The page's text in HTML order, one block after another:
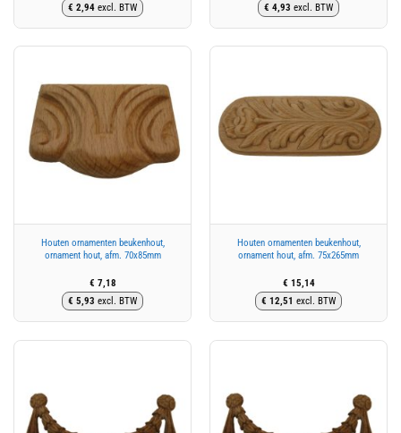
€ 2,94 excl. BTW
€ 4,93 excl. BTW
Houten ornamenten beukenhout,
ornament hout, afm. 70x85mm
€ 7,18
€ 5,93 excl. BTW
Houten ornamenten beukenhout,
ornament hout, afm. 75x265mm
€ 15,14
€ 12,51 excl. BTW